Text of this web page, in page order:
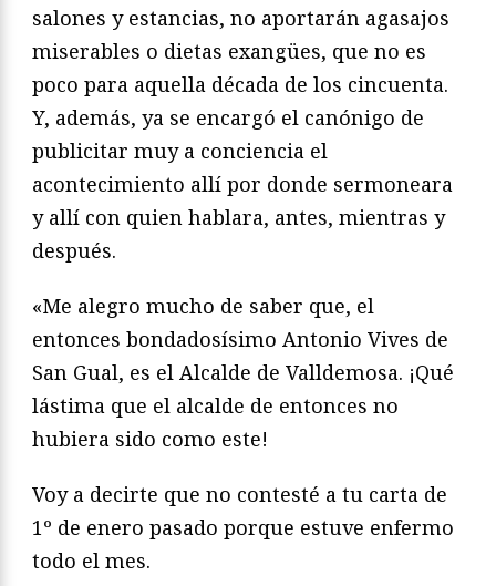
salones y estancias, no aportarán agasajos
miserables o dietas exangües, que no es
poco para aquella década de los cincuenta.
Y, además, ya se encargó el canónigo de
publicitar muy a conciencia el
acontecimiento allí por donde sermoneara
y allí con quien hablara, antes, mientras y
después.
«Me alegro mucho de saber que, el
entonces bondadosísimo Antonio Vives de
San Gual, es el Alcalde de Valldemosa. ¡Qué
lástima que el alcalde de entonces no
hubiera sido como este!
Voy a decirte que no contesté a tu carta de
1º de enero pasado porque estuve enfermo
todo el mes.